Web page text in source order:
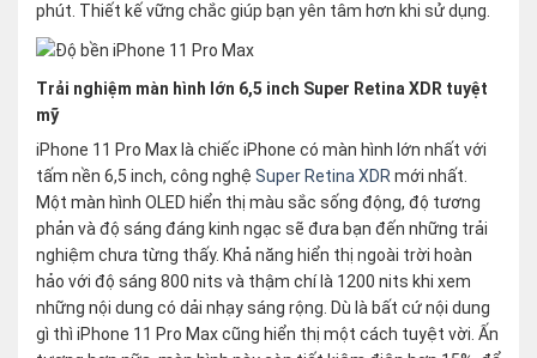
phút. Thiết kế vững chắc giúp bạn yên tâm hơn khi sử dụng.
Trải nghiệm màn hình lớn 6,5 inch Super Retina XDR tuyệt
mỹ
iPhone 11 Pro Max là chiếc iPhone có màn hình lớn nhất với
tấm nền 6,5 inch, công nghệ Super Retina XDRmới nhất.
Một màn hình OLED hiển thị màu sắc sống động, độ tương
phản và độ sáng đáng kinh ngạc sẽ đưa bạn đến những trải
nghiệm chưa từng thấy. Khả năng hiển thị ngoài trời hoàn
hảo với độ sáng 800 nits và thậm chí là 1200 nits khi xem
những nội dung có dải nhạy sáng rộng. Dù là bất cứ nội dung
gì thì iPhone 11 Pro Max cũng hiển thị một cách tuyệt vời. Ấn